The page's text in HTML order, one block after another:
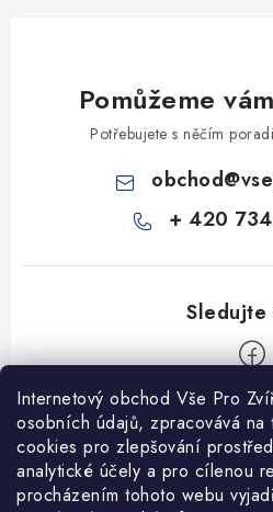
Internetový obchod Vše Pro
osobních údajů, zpracovává na
cookies pro zlepšování
analytické účely a pro cílenou
procházením tohoto webu
Pomůžeme
Potřebujete s něčím
obchod@
+ 420
Informace pro Vás